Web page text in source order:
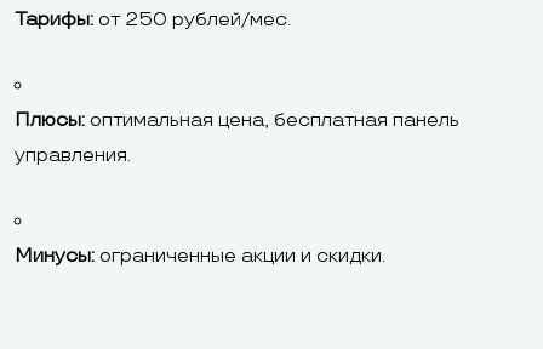
Тарифы: от 250 рублей/мес.
Плюсы: оптимальная цена, бесплатная панель
управления.
Минусы: ограниченные акции и скидки.